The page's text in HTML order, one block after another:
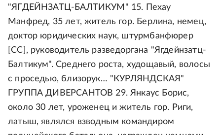
"ЯГДЕЙНЗАТЦ-БАЛТИКУМ" 15. Пехау
Манфред, 35 лет, житель гор. Берлина, немец,
доктор юридических наук, штурмбанфюрер
[СС], руководитель разведоргана "Ягдейнзатц-
Балтикум". Среднего роста, худощавый, волосы
с проседью, близорук… "КУРЛЯНДСКАЯ"
ГРУППА ДИВЕРСАНТОВ 29. Янкаус Борис,
около 30 лет, уроженец и житель гор. Риги,
латыш, являлся взводным командиром